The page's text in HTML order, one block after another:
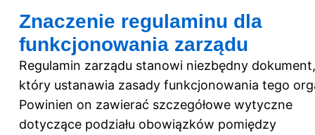
Znaczenie regulaminu dla
funkcjonowania zarządu
Regulamin zarządu stanowi niezbędny dokument,
który ustanawia zasady funkcjonowania tego
Powinien on zawierać szczegółowe wytyczne
dotyczące podziału obowiązków pomiędzy